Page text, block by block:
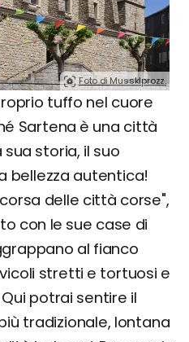
Foto di Mussklprozz.
tuffo nel cuore
Sartena è una città
storia, il suo
bellezza autentica!
delle città corse",
con le sue case di
al fianco
stretti e tortuosi e
potrai sentire il
tradizionale, lontana